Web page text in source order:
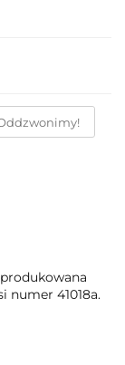
numer 41018a.